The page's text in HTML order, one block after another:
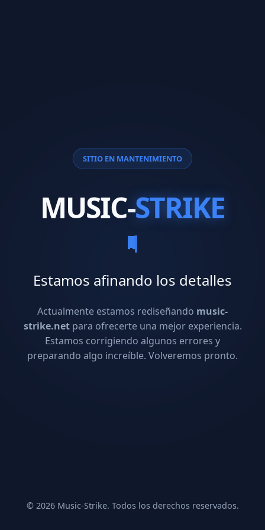
SITIO EN MANTENIMIENTO
MUSIC-STRIKE
Estamos afinando los detalles
Actualmente estamos rediseñando music-
strike.netpara ofrecerte una mejor experiencia.
Estamos corrigiendo algunos errores y
preparando algo increíble. Volveremos pronto.
© 2026 Music-Strike. Todos los derechos reservados.